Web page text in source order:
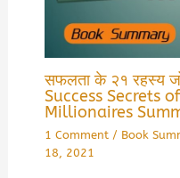
सफलता के २१ रहस्य
Success Secrets
Millionaires
1 Comment / Book
18, 2021